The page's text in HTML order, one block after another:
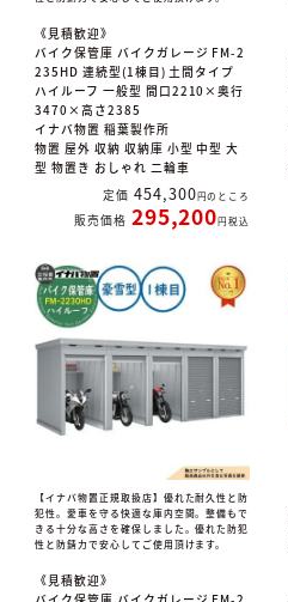
《見積歓迎》
バイク保管庫 バイクガレージ FM-2
235HD 連続型(1棟目) 土間タイプ
ハイルーフ 一般型 間口2210×奥行
3470×高さ2385
イナバ物置 稲葉製作所
物置 屋外 収納 収納庫 小型 中型 大
型 物置き おしゃれ 二輪車
定価 454,300 のところ
販売価格 295,200 税込
【イナバ物置正規取扱店】優れた耐久性と防
犯性。愛車を守る快適な庫内空間。整備もで
きる十分な高さを確保しました。優れた防犯
性と防錆力で安心してご使用頂けます。
《見積歓迎》